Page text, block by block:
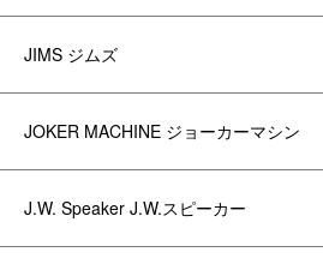
JIMS ジムズ
JOKER MACHINE ジョーカーマシン
J.W. Speaker J.W.スピーカー